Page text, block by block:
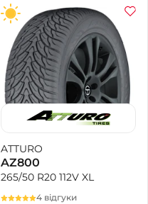
ATTURO
AZ800
265/50 R20 112V XL
4 відгуки